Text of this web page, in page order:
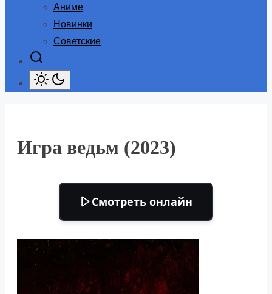
Аниме
Новинки
Советские
Игра ведьм (2023)
Смотреть онлайн